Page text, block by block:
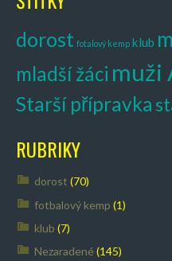
dorost fotalový kemp klub
mladší žáci muži
Starší přípravka
RUBRIKY
dorost (70)
fotbalový kemp (1)
klub (7)
Nezaradené (145)